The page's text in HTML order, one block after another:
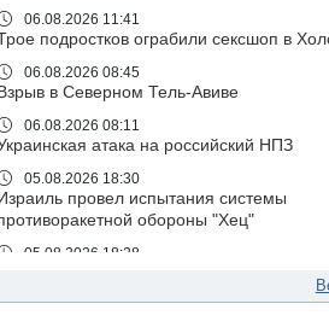
06.08.2026 11:41
подростков ограбили сексшоп в
06.08.2026 08:45
Взрыв в Северном Тель-Авиве
06.08.2026 08:11
атака на российский НПЗ
05.08.2026 18:30
Израиль провел испытания системы
обороны "Хец"
05.08.2026 18:28